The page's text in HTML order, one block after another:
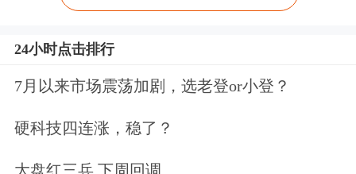
记者表示，“T+0.5”模式在一定程度上
提升了理财产品对存款的替代能力，增
加了理财产品的吸引力。同
使用和管理习惯，有望撬动更多闲散资
24小时点击排行
7月以来市场震荡加剧，选老登or小登？
硬科技四连涨，稳了？
大盘红三兵 下周回调